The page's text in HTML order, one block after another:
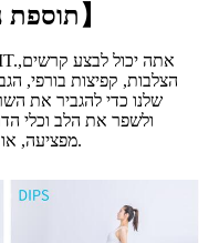
תוספת 】
הצלבות, קפיצות בורפי,
שלנו כדי להגביר את
ולשפר את הלב וכלי
מפציעה, או שגרות אימון רגילות בבית / בחדר כושר.